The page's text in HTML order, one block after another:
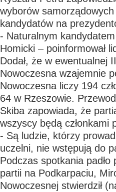
wyborów
kandydatów na
- Naturalnym
Homicki – poinformował
Dodał, że w ewentualnej
Nowoczesna wzajemnie
Nowoczesna liczy 194
64 w Rzeszowie.
Skiba zapowiada, że
wszyscy będą członkami
- Są ludzie, którzy
uczelni, nie wstępują do
Podczas spotkania
partii na Podkarpaciu,
Nowoczesnej stwierdził